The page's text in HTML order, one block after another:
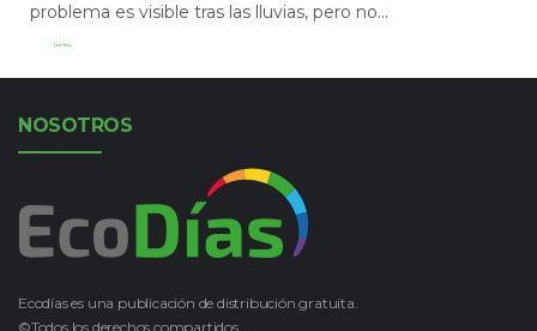
problema es visible tras las lluvias, pero no...
Leer Más
NOSOTROS
Ecodías es una publicación de distribución gratuita.
©Todos los derechos compartidos.